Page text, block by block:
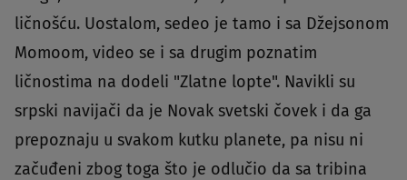
ličnošću. Uostalom, sedeo je tamo i sa Džejsonom
Momoom, video se i sa drugim poznatim
ličnostima na dodeli "Zlatne lopte". Navikli su
srpski navijači da je Novak svetski čovek i da ga
prepoznaju u svakom kutku planete, pa nisu ni
začuđeni zbog toga što je odlučio da sa tribina